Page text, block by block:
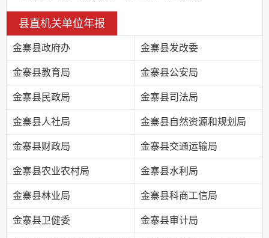
县直机关单位年报
金寨县政府办 金寨县发改委
金寨县教育局 金寨县公安局
金寨县民政局 金寨县司法局
金寨县人社局 金寨县自然资源和规划局
金寨县财政局 金寨县交通运输局
金寨县农业农村局 金寨县水利局
金寨县林业局 金寨县科商工信局
金寨县卫健委 金寨县审计局